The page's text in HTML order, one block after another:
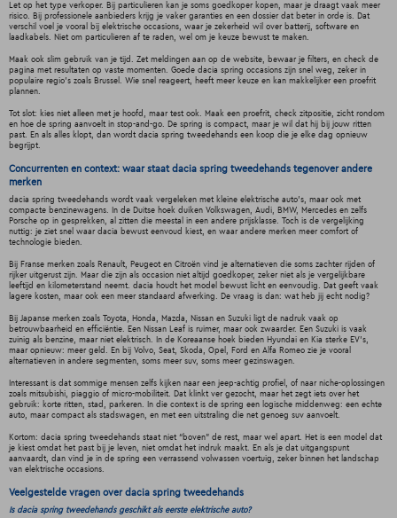
Let op het type verkoper. Bij particulieren kan je soms goedkoper kopen, maar je draagt vaak meer
risico. Bij professionele aanbieders krijg je vaker garanties en een dossier dat beter in orde is. Dat
verschil voel je vooral bij elektrische occasions, waar je zekerheid wil over batterij, software en
laadkabels. Niet om particulieren af te raden, wel om je keuze bewust te maken.
Maak ook slim gebruik van je tijd. Zet meldingen aan op de website, bewaar je filters, en check de
pagina met resultaten op vaste momenten. Goede dacia spring occasions zijn snel weg, zeker in
populaire regio’s zoals Brussel. Wie snel reageert, heeft meer keuze en kan makkelijker een proefrit
plannen.
Tot slot: kies niet alleen met je hoofd, maar test ook. Maak een proefrit, check zitpositie, zicht rondom
en hoe de spring aanvoelt in stop-and-go. De spring is compact, maar je wil dat hij bij jouw ritten
past. En als alles klopt, dan wordt dacia spring tweedehands een koop die je elke dag opnieuw
begrijpt.
Concurrenten en context: waar staat dacia spring tweedehands tegenover andere
merken
dacia spring tweedehands wordt vaak vergeleken met kleine elektrische auto's, maar ook met
compacte benzinewagens. In de Duitse hoek duiken Volkswagen, Audi, BMW, Mercedes en zelfs
Porsche op in gesprekken, al zitten die meestal in een andere prijsklasse. Toch is de vergelijking
nuttig: je ziet snel waar dacia bewust eenvoud kiest, en waar andere merken meer comfort of
technologie bieden.
Bij Franse merken zoals Renault, Peugeot en Citroën vind je alternatieven die soms zachter rijden of
rijker uitgerust zijn. Maar die zijn als occasion niet altijd goedkoper, zeker niet als je vergelijkbare
leeftijd en kilometerstand neemt. dacia houdt het model bewust licht en eenvoudig. Dat geeft vaak
lagere kosten, maar ook een meer standaard afwerking. De vraag is dan: wat heb jij echt nodig?
Bij Japanse merken zoals Toyota, Honda, Mazda, Nissan en Suzuki ligt de nadruk vaak op
betrouwbaarheid en efficiëntie. Een Nissan Leaf is ruimer, maar ook zwaarder. Een Suzuki is vaak
zuinig als benzine, maar niet elektrisch. In de Koreaanse hoek bieden Hyundai en Kia sterke EV’s,
maar opnieuw: meer geld. En bij Volvo, Seat, Skoda, Opel, Ford en Alfa Romeo zie je vooral
alternatieven in andere segmenten, soms meer suv, soms meer gezinswagen.
Interessant is dat sommige mensen zelfs kijken naar een jeep-achtig profiel, of naar niche-oplossingen
zoals mitsubishi, piaggio of micro-mobiliteit. Dat klinkt ver gezocht, maar het zegt iets over het
gebruik: korte ritten, stad, parkeren. In die context is de spring een logische middenweg: een echte
auto, maar compact als stadswagen, en met een uitstraling die net genoeg suv aanvoelt.
Kortom: dacia spring tweedehands staat niet “boven” de rest, maar wel apart. Het is een model dat
je kiest omdat het past bij je leven, niet omdat het indruk maakt. En als je dat uitgangspunt
aanvaardt, dan vind je in de spring een verrassend volwassen voertuig, zeker binnen het landschap
van elektrische occasions.
Veelgestelde vragen over dacia spring tweedehands
Is dacia spring tweedehands geschikt als eerste elektrische auto?